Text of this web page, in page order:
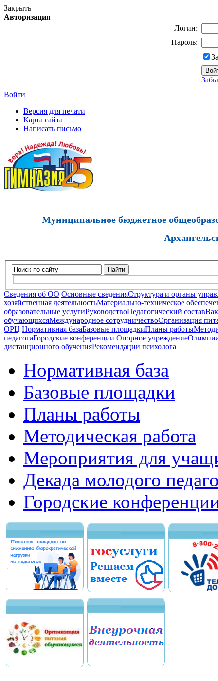
Закрыть
Авторизация
Логин:
Пароль:
Войти
Версия для печати
Карта сайта
Написать письмо
Муниципальное бюджетное
Найти
Сведения об ОО Основные сведенияСтруктура и органы
хозяйственная деятельностьМатериально-техническое
образовательные услугиРуководствоПедагогический состав
обучающихсяМеждународное сотрудничествоОрганизация
ОРЦ Нормативная базаБазовые площадкиПланы работы
педагогаГородские конференции Опорное учреждение
дистанционного обученияРекомендации психолога
Нормативная база
Базовые площадки
Планы работы
Методическая работа
Мероприятия для
Декада молодого
Городские